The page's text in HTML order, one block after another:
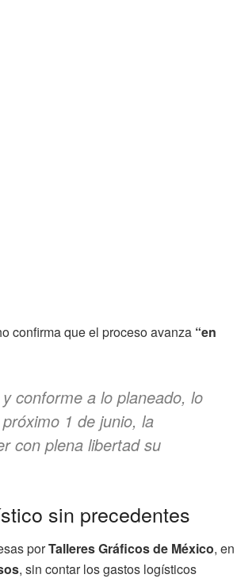
confirma que el proceso avanza “en
conforme a lo planeado, lo
1 de junio, la
con plena libertad su
sin precedentes
porTalleres Gráficos de México, en
, sin contar los gastos logísticos